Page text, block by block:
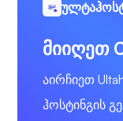
მიიღეთ
აირჩიეთ
ჰოსტინგის